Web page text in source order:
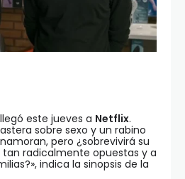
este jueves a Netflix.
sobre sexo y un rabino
pero ¿sobrevivirá su
tan radicalmente opuestas y a
indica la sinopsis de la